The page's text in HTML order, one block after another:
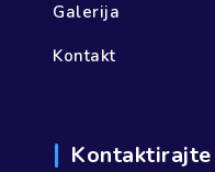
Galerija
Kontakt
Kontaktirajte